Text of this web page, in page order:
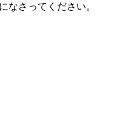
なさってください。